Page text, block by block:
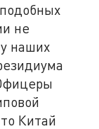
не
наших
Китай